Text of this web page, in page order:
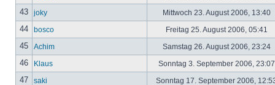
43 joky Mittwoch 23. August 2006, 13:40
44 bosco Freitag 25. August 2006, 05:41
45 Achim Samstag 26. August 2006, 23:24
46 Klaus Sonntag 3. September 2006,
47 saki Sonntag 17. September 2006,